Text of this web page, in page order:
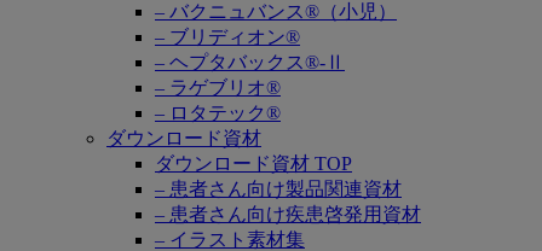
– バクニュバンス®（小児）
– ブリディオン®
– ヘプタバックス®-Ⅱ
– ラゲブリオ®
– ロタテック®
ダウンロード資材
ダウンロード資材 TOP
– 患者さん向け製品関連資材
– 患者さん向け疾患啓発用資材
– イラスト素材集